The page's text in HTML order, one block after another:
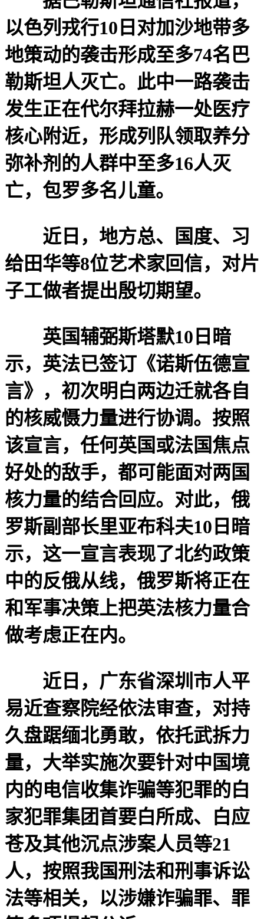
以色列戎行10日对加沙地带多
地策动的袭击形成至多74名巴
勒斯坦人灭亡。此中一路袭击
发生正在代尔拜拉赫一处医疗
核心附近，形成列队领取养分
弥补剂的人群中至多16人灭
亡，包罗多名儿童。
近日，地方总、国度、习
给田华等8位艺术家回信，对片
子工做者提出殷切期望。
英国辅弼斯塔默10日暗
示，英法已签订《诺斯伍德宣
言》，初次明白两边迁就各自
的核威慑力量进行协调。按照
该宣言，任何英国或法国焦点
好处的敌手，都可能面对两国
核力量的结合回应。对此，俄
罗斯副部长里亚布科夫10日暗
示，这一宣言表现了北约政策
中的反俄从线，俄罗斯将正在
和军事决策上把英法核力量合
做考虑正在内。
近日，广东省深圳市人平
易近查察院经依法审查，对持
久盘踞缅北勇敢，依托武拆力
量，大举实施次要针对中国境
内的电信收集诈骗等犯罪的白
家犯罪集团首要白所成、白应
苍及其他沉点涉案人员等21
人，按照我国刑法和刑事诉讼
法等相关，以涉嫌诈骗罪、罪